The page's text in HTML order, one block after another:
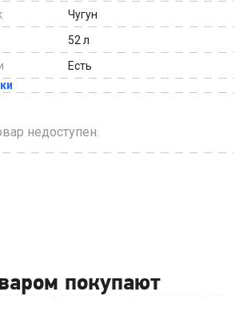
Чугун
52 л
Есть
недоступен.
покупают